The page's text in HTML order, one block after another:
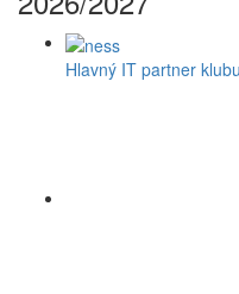
Hlavný IT partner klubu